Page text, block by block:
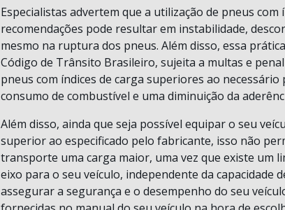
Especialistas advertem que a utilização de pneus
recomendações pode resultar em instabilidade,
mesmo na ruptura dos pneus. Além disso, essa
Código de Trânsito Brasileiro, sujeita a multas e
pneus com índices de carga superiores ao
consumo de combustível e uma diminuição da
Além disso, ainda que seja possível equipar o seu
superior ao especificado pelo fabricante, isso não
transporte uma carga maior, uma vez que existe um
eixo para o seu veículo, independente da capacidade
assegurar a segurança e o desempenho do seu